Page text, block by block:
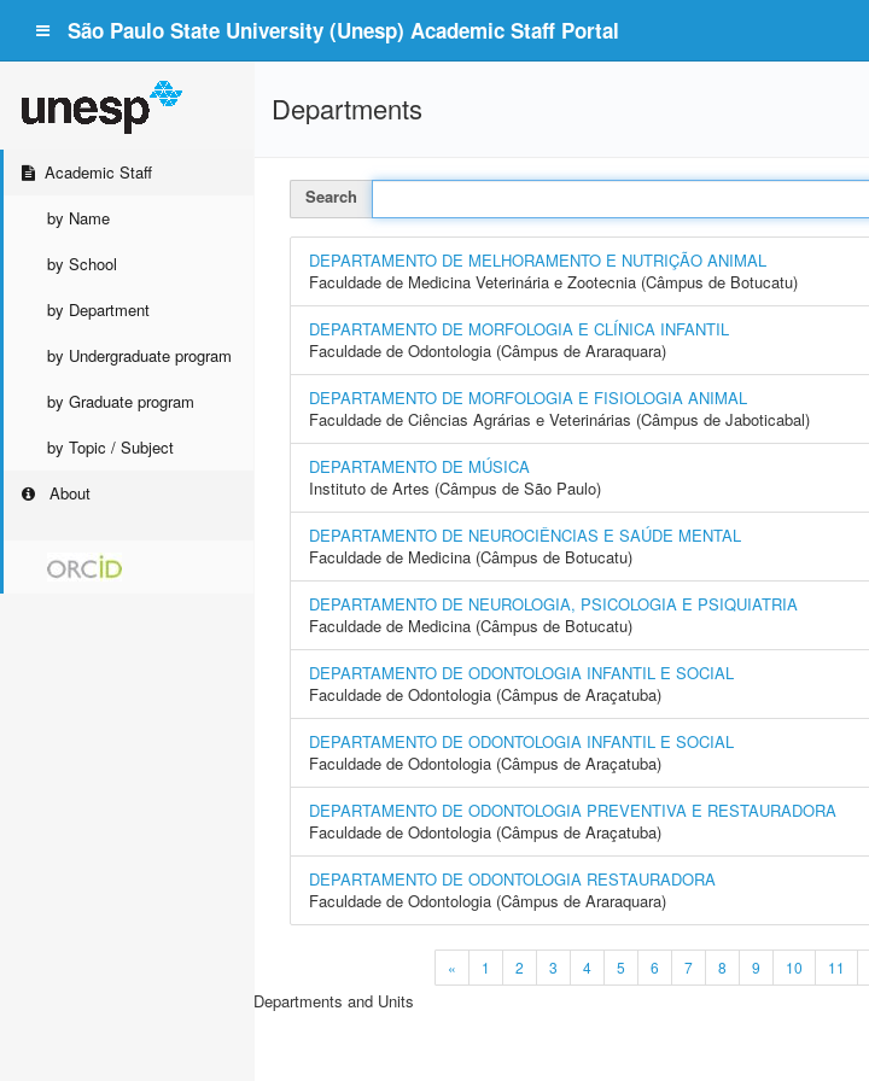
São Paulo State University (Unesp) Academic Staff Portal
Academic Staff
by Name
by School
by Department
by Undergraduate program
by Graduate program
by Topic / Subject
About
Departments
Search
DEPARTAMENTO DE MELHORAMENTO E NUTRIÇÃO ANIMAL
Faculdade de Medicina Veterinária e Zootecnia (Câmpus de Botucatu)
DEPARTAMENTO DE MORFOLOGIA E CLÍNICA INFANTIL
Faculdade de Odontologia (Câmpus de Araraquara)
DEPARTAMENTO DE MORFOLOGIA E FISIOLOGIA ANIMAL
Faculdade de Ciências Agrárias e Veterinárias (Câmpus de Jaboticabal)
DEPARTAMENTO DE MÚSICA
Instituto de Artes (Câmpus de São Paulo)
DEPARTAMENTO DE NEUROCIÊNCIAS E SAÚDE MENTAL
Faculdade de Medicina (Câmpus de Botucatu)
DEPARTAMENTO DE NEUROLOGIA, PSICOLOGIA E PSIQUIATRIA
Faculdade de Medicina (Câmpus de Botucatu)
DEPARTAMENTO DE ODONTOLOGIA INFANTIL E SOCIAL
Faculdade de Odontologia (Câmpus de Araçatuba)
DEPARTAMENTO DE ODONTOLOGIA INFANTIL E SOCIAL
Faculdade de Odontologia (Câmpus de Araçatuba)
DEPARTAMENTO DE ODONTOLOGIA PREVENTIVA E RESTAURADORA
Faculdade de Odontologia (Câmpus de Araçatuba)
DEPARTAMENTO DE ODONTOLOGIA RESTAURADORA
Faculdade de Odontologia (Câmpus de Araraquara)
« 1 2 3 4 5 6 7 8 9 10 11
Departments and Units